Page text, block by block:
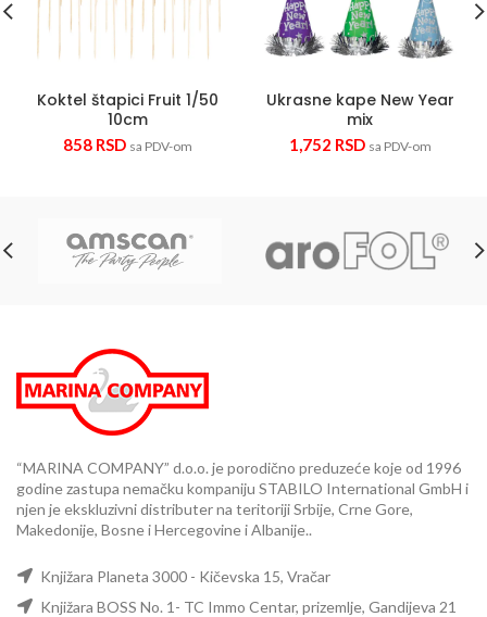
Koktel štapici Fruit 1/50
10cm
858 RSD sa PDV-om
Ukrasne kape New Year
mix
1,752 RSD sa PDV-om
“MARINA COMPANY” d.o.o. je porodično preduzeće koje od 1996
godine zastupa nemačku kompaniju STABILO International GmbH i
njen je ekskluzivni distributer na teritoriji Srbije, Crne Gore,
Makedonije, Bosne i Hercegovine i Albanije..
Knjižara Planeta 3000 - Kičevska 15, Vračar
Knjižara BOSS No. 1- TC Immo Centar, prizemlje, Gandijeva 21